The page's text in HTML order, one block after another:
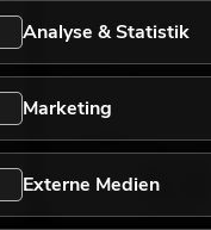
der Artikel ist 100%
No. 26242031
Verfügbar in ca. 9 Wo.
74,90€
Analyse & Statistik
Marketing
Externe Medien